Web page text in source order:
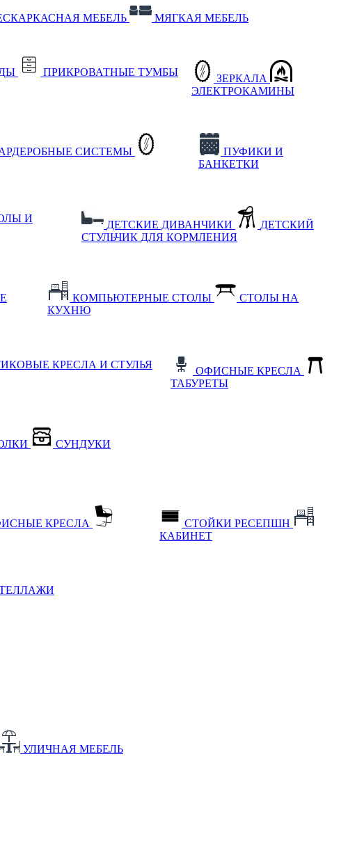
МЕБЕЛЬ МЯГКАЯ МЕБЕЛЬ
ПРИКРОВАТНЫЕ ТУМБЫ
ЗЕРКАЛА
ЭЛЕКТРОКАМИНЫ
СИСТЕМЫ
ПУФИКИ И
БАНКЕТКИ
И
ДЕТСКИЕ ДИВАНЧИКИ
ДЕТСКИЙ
СТУЛЬЧИК ДЛЯ КОРМЛЕНИЯ
КОМПЬЮТЕРНЫЕ СТОЛЫ
СТОЛЫ НА
КУХНЮ
КРЕСЛА И СТУЛЬЯ
ОФИСНЫЕ КРЕСЛА
ТАБУРЕТЫ
СУНДУКИ
КРЕСЛА
СТОЙКИ РЕСЕПШН
КАБИНЕТ
УЛИЧНАЯ МЕБЕЛЬ